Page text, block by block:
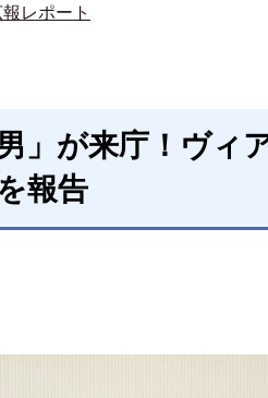
報レポート
男」が来庁！ヴィ
報告